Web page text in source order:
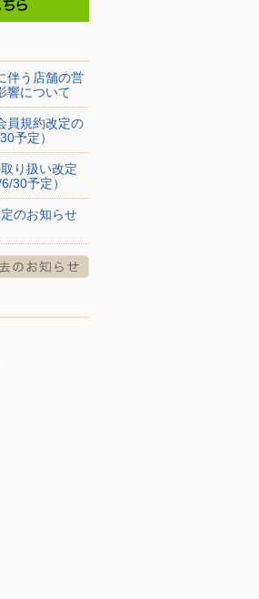
伴う店舗の営
響について
員規約改定の
予定）
り扱い改定
30予定）
のお知らせ